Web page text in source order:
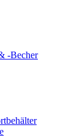
-Becher